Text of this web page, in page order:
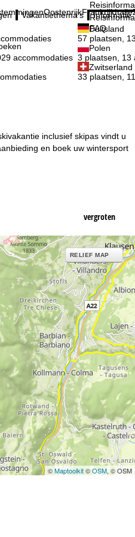
OostenrijkFrankrijkItalië
Duitsland
57 plaatsen,
accommodaties
Polen
3 plaatsen, 13
Zwitserland
33 plaatsen,
Vakantiethema's Informatie
FAQ
inclusief skipas vindt u
en boek uw wintersport
vergroten
RELIEF MAP
©Maptoolkit©OSM, © OSM